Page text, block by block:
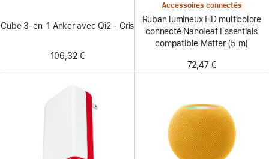
Cube 3-en-1 Anker avec Qi2 - Gris
106,32 €
Accessoires connectés
Ruban lumineux HD multicolore
connecté Nanoleaf Essentials
compatible Matter (5 m)
72,47 €